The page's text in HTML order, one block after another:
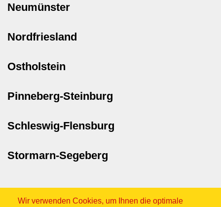
Neumünster
Nordfriesland
Ostholstein
Pinneberg-Steinburg
Schleswig-Flensburg
Stormarn-Segeberg
Wir verwenden Cookies, um Ihnen die optimale